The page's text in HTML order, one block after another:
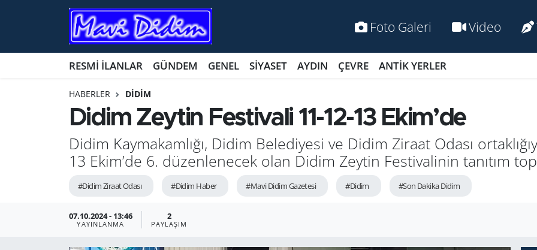
Foto Galeri Video
RESMİ İLANLAR GÜNDEM GENEL SİYASET AYDIN ÇEVRE ANTİK YERLER
HABERLER DİDİM
Didim Zeytin Festivali 11-12-13 Ekim’de
Didim Kaymakamlığı, Didim Belediyesi ve Didim Ziraat Odası
13 Ekim’de 6. düzenlenecek olan Didim Zeytin Festivalinin tanıtım
#Didim Ziraat Odası #Didim Haber #Mavi Didim Gazetesi #Didim #Son Dakika Didim
07.10.2024 - 13:46
YAYINLANMA
2
PAYLAŞIM
ANTİK YERLER
BİLİM VE TEKNOLOJİ
EKONOMİ
Nöbetçi Eczaneler
Namaz Vakitleri
Trafik Durumu
Süper Lig Puan Durumu ve Fikstür
Son Dakika Haberleri